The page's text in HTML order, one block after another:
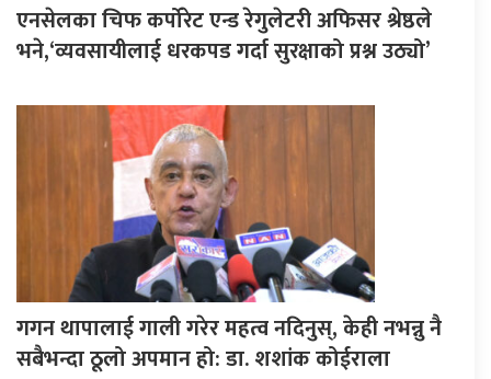
एनसेलका चिफ कर्पोरेट एन्ड रेगुलेटरी अफिसर श्रेष्ठले
भने,‘व्यवसायीलाई धरकपड गर्दा सुरक्षाको प्रश्न उठ्यो’
गगन थापालाई गाली गरेर महत्व नदिनुस्, केही नभन्नु नै
सबैभन्दा ठूलो अपमान हो: डा. शशांक कोईराला